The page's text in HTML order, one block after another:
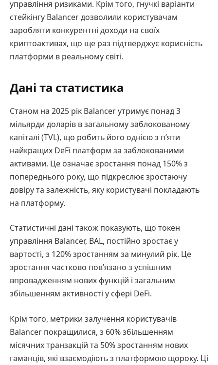
управління ризиками. Крім того, гнучкі варіанти
стейкінгу Balancer дозволили користувачам
заробляти конкурентні доходи на своїх
криптоактивах, що ще раз підтверджує корисність
платформи в реальному світі.
Дані та статистика
Станом на 2025 рік Balancer утримує понад 3
мільярди доларів в загальному заблокованому
капіталі (TVL), що робить його однією з п’яти
найкращих DeFi платформ за заблокованими
активами. Це означає зростання понад 150% з
попереднього року, що підкреслює зростаючу
довіру та залежність, яку користувачі покладають
на платформу.
Статистичні дані також показують, що токен
управління Balancer, BAL, постійно зростає у
вартості, з 120% зростанням за минулий рік. Це
зростання частково пов’язано з успішним
впровадженням нових функцій і загальним
збільшенням активності у сфері DeFi.
Крім того, метрики залучення користувачів
Balancer покращилися, з 60% збільшенням
місячних транзакцій та 50% зростанням нових
гаманців, які взаємодіють з платформою щороку. Ці